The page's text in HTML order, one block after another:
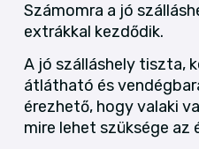
Számomra a jó
extrákkal kezdődik.
A jó szálláshely tiszta,
átlátható és
érezhető, hogy valaki
mire lehet szüksége az